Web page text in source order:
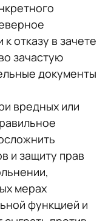
отказу в зачете
зачастую
документы
вредных или
и защиту прав
мерах
функцией и